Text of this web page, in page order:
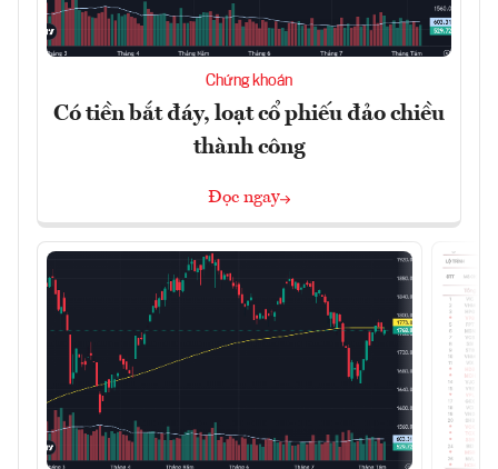
Chứng khoán
Có tiền bắt đáy, loạt cổ phiếu đảo chiều
thành công
Đọc ngay